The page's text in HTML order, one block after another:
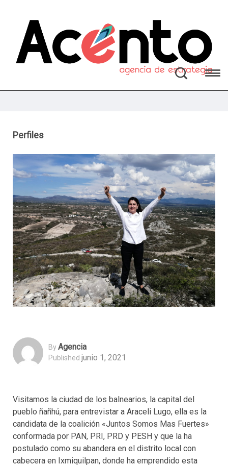
Perfiles
ByAgencia
Published junio 1, 2021
Visitamos la ciudad de los balnearios, la capital del
pueblo ñañhú, para entrevistar a Araceli Lugo, ella es la
candidata de la coalición «Juntos Somos Mas Fuertes»
conformada por PAN, PRI, PRD y PESH y que la ha
postulado como su abandera en el distrito local con
cabecera en Ixmiquilpan, donde ha emprendido esta